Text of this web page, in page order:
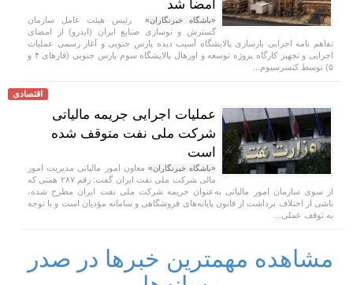
امضا شد
«باشگاه خبرنگاران» رئیس هیئت عامل سازمان
گسترش و نوسازی صنایع ایران (ایدرو) از امضای
تفاهم نامه اجرایی بازسازی پالایشگاه آسیب دیده پارس جنوبی و آغاز رسمی عملیات
اجرایی و تجهیز کارگاه پروژه توسعه و اورهال پالایشگاه سوم پارس جنوبی (فاز‌های ۴ و
۵) توسط کنسرسیوم...
اقتصادی
عملیات اجرایی جریمه مالیاتی
شرکت ملی نفت متوقف شده
است
«باشگاه خبرنگاران» معاون امور مالیاتی مدیریت امور
مالی شرکت ملی نفت ایران گفت: رقم ۲۸۷ همتی که
از سوی سازمان امور مالیاتی به‌عنوان جریمه شرکت ملی نفت ایران مطرح شده،
ناشی از اختلاف برداشت از قانون پایانه‌های فروشگاهی و سامانه مؤدیان است و با توجه
به توقف عملی...
مشاهده مهمترین خبرها در صدر